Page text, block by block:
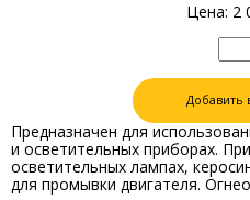
Цена: 2
Добавить
Предназначен для
и осветительных приборах.
осветительных лампах,
для промывки двигателя.